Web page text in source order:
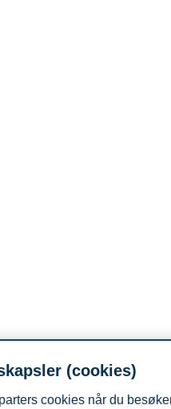
(cookies)
cookies når du